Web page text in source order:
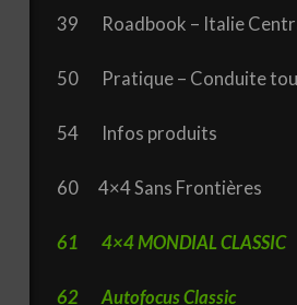
39 Roadbook – Italie
50 Pratique – Conduite
54 Infos produits
60 4×4 Sans Frontières
61 4×4 MONDIAL CLASSIC
62 Autofocus Classic